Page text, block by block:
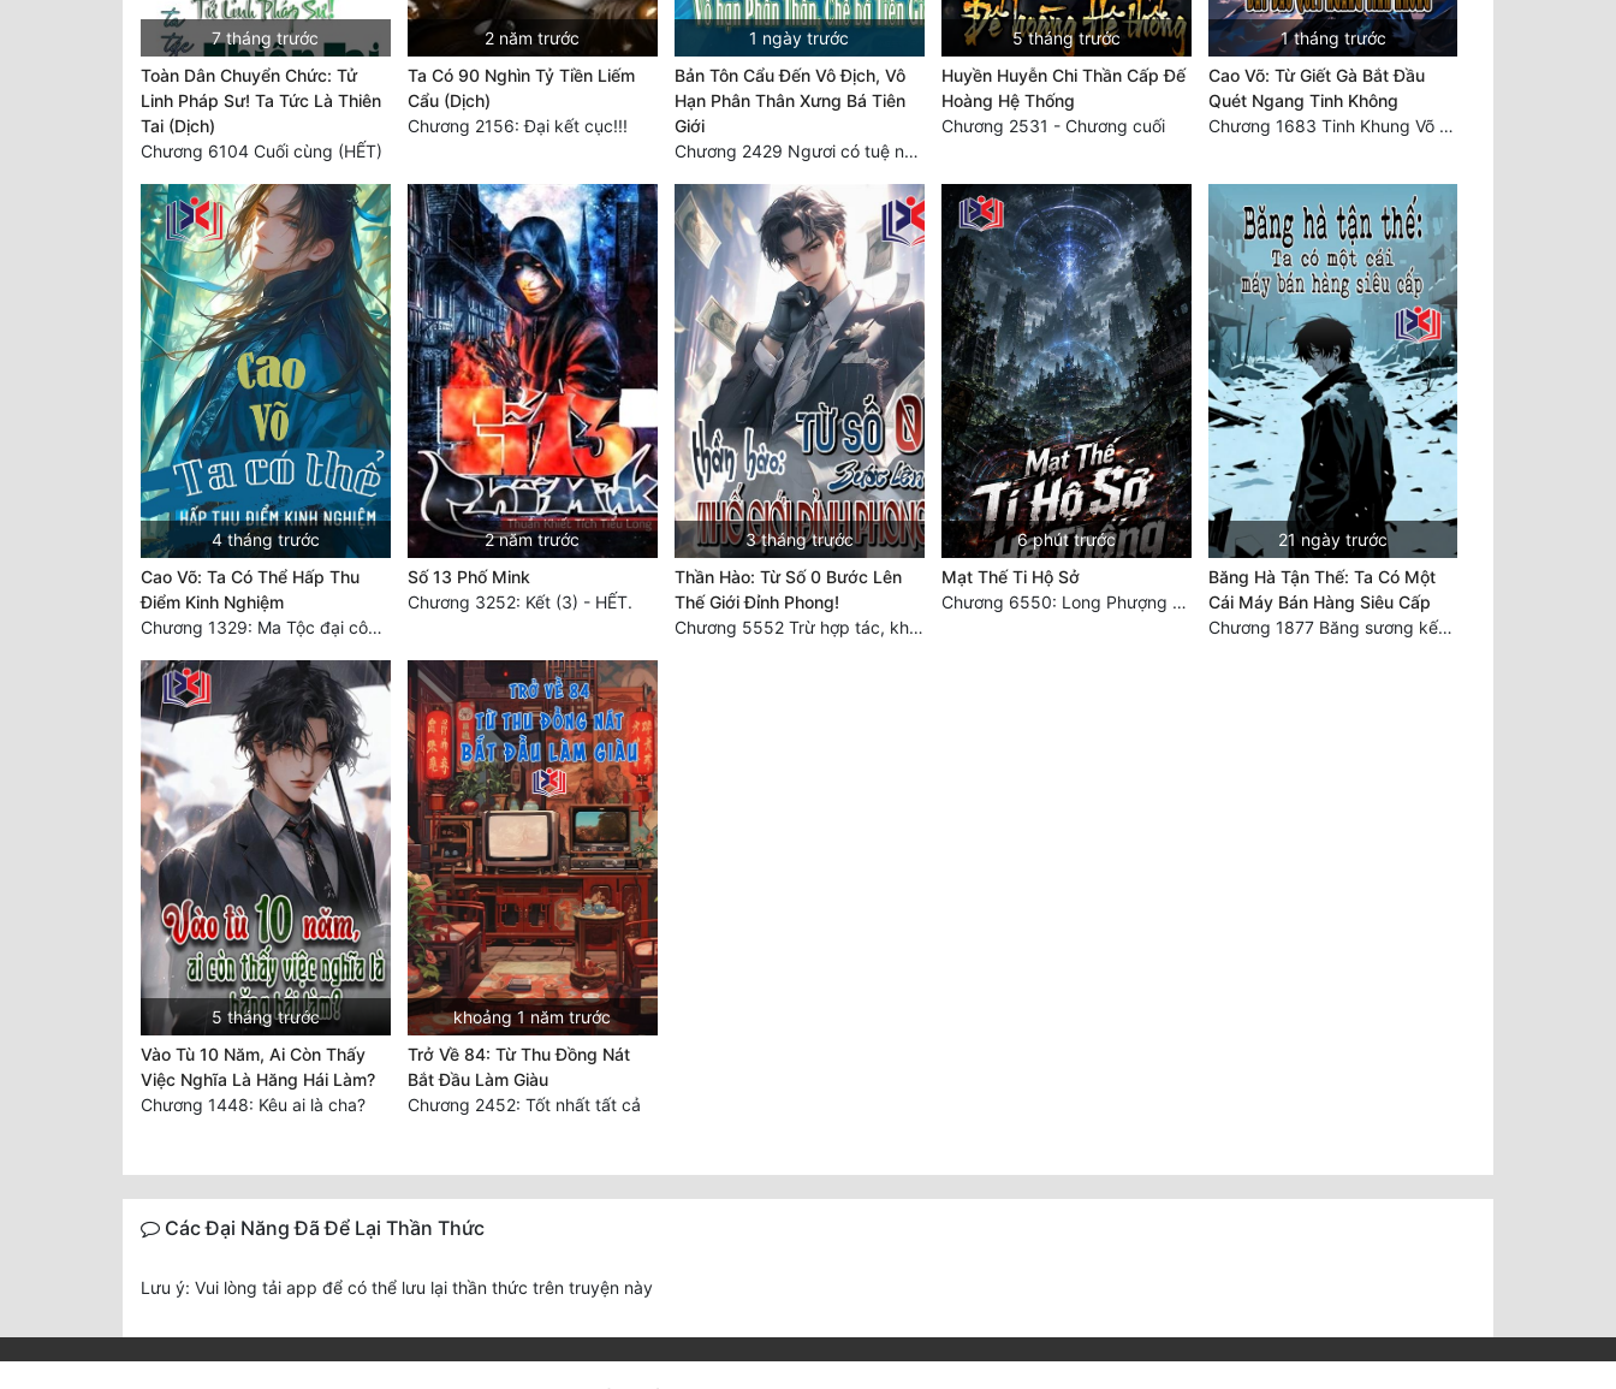
7 tháng trước
Toàn Dân Chuyển Chức: Tử
Linh Pháp Sư! Ta Tức Là Thiên
Tai (Dịch)
Chương 6104 Cuối cùng (HẾT)
2 năm trước
Ta Có 90 Nghìn Tỷ Tiền Liếm
Cẩu (Dịch)
Chương 2156: Đại kết cục!!!
1 ngày trước
Bản Tôn Cẩu Đến Vô Địch, Vô
Hạn Phân Thân Xưng Bá Tiên
Giới
Chương 2429 Ngươi có tuệ nhãn? Ta có...
5 tháng trước
Huyền Huyễn Chi Thần Cấp Đế
Hoàng Hệ Thống
Chương 2531 - Chương cuối
1 tháng trước
Cao Võ: Từ Giết Gà Bắt Đầu
Quét Ngang Tinh Không
Chương 1683 Tinh Khung Võ Thánh (Hết)
4 tháng trước
Cao Võ: Ta Có Thể Hấp Thu
Điểm Kinh Nghiệm
Chương 1329: Ma Tộc đại công chúa Thương Nguyệt
2 năm trước
Số 13 Phố Mink
Chương 3252: Kết (3) - HẾT.
3 tháng trước
Thần Hào: Từ Số 0 Bước Lên
Thế Giới Đỉnh Phong!
Chương 5552 Trừ hợp tác, không còn cách nào khác!
6 phút trước
Mạt Thế Ti Hộ Sở
Chương 6550: Long Phượng Thần Trận
21 ngày trước
Băng Hà Tận Thế: Ta Có Một
Cái Máy Bán Hàng Siêu Cấp
Chương 1877 Băng sương kết giới
5 tháng trước
Vào Tù 10 Năm, Ai Còn Thấy
Việc Nghĩa Là Hăng Hái Làm?
Chương 1448: Kêu ai là cha?
khoảng 1 năm trước
Trở Về 84: Từ Thu Đồng Nát
Bắt Đầu Làm Giàu
Chương 2452: Tốt nhất tất cả
Các Đại Năng Đã Để Lại Thần Thức
Lưu ý: Vui lòng tải app để có thể lưu lại thần thức trên truyện này